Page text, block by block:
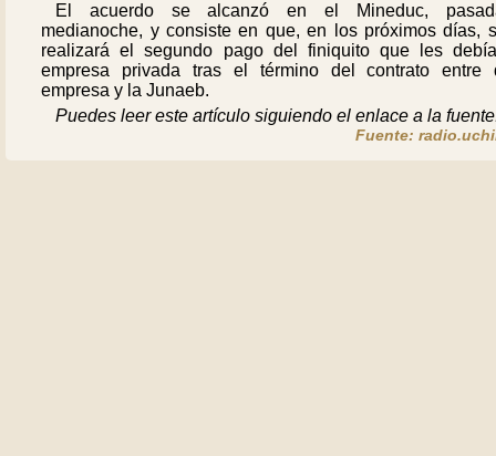
El acuerdo se alcanzó en el Mineduc,
medianoche, y consiste en que, en los próximos días,
realizará el segundo pago del finiquito que les
empresa privada tras el término del contrato entre
empresa y la Junaeb.
Puedes leer este artículo siguiendo el enlace a la
Fuente: